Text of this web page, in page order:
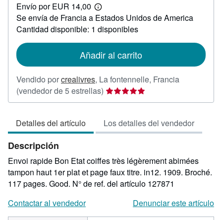
33,00
Envío por EUR 14,00
Más
información
sobre
las
envío
Se envía de Francia a Estados Unidos de America
Cantidad disponible: 1 disponibles
Añadir al carrito
Vendido porcrealivres, La fontennelle, Francia
(vendedor de 5 estrellas) Calificación
del
5
de
estrellas
Detalles del artículo Los detalles del vendedor
Descripción
Envoi rapide Bon Etat coiffes très légèrement abimées
tampon haut 1er plat et page faux titre. in12. 1909. Broché.
117 pages. Good. N° de ref. del artículo 127871
Contactar al vendedor
Denunciar este artículo